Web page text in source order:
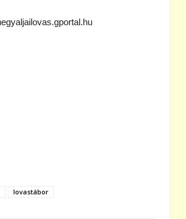
lovastábor